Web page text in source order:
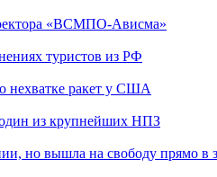
«ВСМПО-Ависма»
туристов из РФ
нехватке ракет у США
один из крупнейших НПЗ
но вышла на свободу прямо в